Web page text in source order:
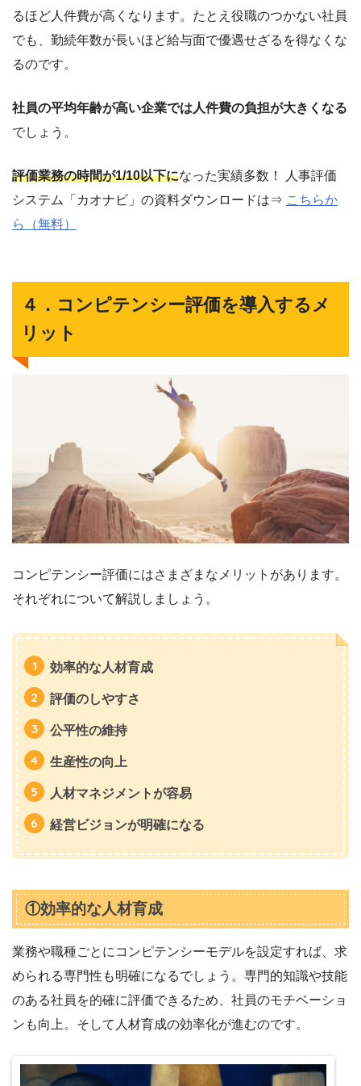
るほど人件費が高くなります。たとえ役職のつかない社員
でも、勤続年数が長いほど給与面で優遇せざるを得なくな
るのです。
社員の平均年齢が高い企業では人件費の負担が大きくなる
でしょう。
評価業務の時間が1/10以下になった実績多数！ 人事評価
システム「カオナビ」の資料ダウンロードは⇒ こちらか
ら（無料）
４．コンピテンシー評価を導入するメ
リット
コンピテンシー評価にはさまざまなメリットがあります。
それぞれについて解説しましょう。
効率的な人材育成
評価のしやすさ
公平性の維持
生産性の向上
人材マネジメントが容易
経営ビジョンが明確になる
①効率的な人材育成
業務や職種ごとにコンピテンシーモデルを設定すれば、求
められる専門性も明確になるでしょう。専門的知識や技能
のある社員を的確に評価できるため、社員のモチベーショ
ンも向上。そして人材育成の効率化が進むのです。